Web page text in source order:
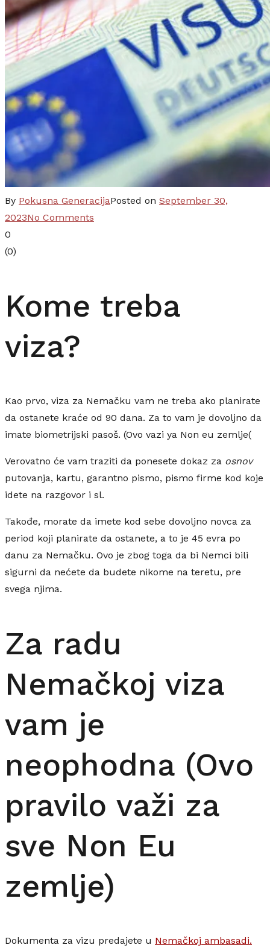
By Pokusna GeneracijaPosted on September 30,
2023No Comments
Nemačku?
0
(0)
Kome treba
viza?
Kao prvo, viza za Nemačku vam ne treba ako planirate
da ostanete kraće od 90 dana. Za to vam je dovoljno da
imate biometrijski pasoš. (Ovo vazi ya Non eu zemlje(
Verovatno će vam traziti da ponesete dokaz za osnov
putovanja, kartu, garantno pismo, pismo firme kod koje
idete na razgovor i sl.
Takođe, morate da imete kod sebe dovoljno novca za
period koji planirate da ostanete, a to je 45 evra po
danu za Nemačku. Ovo je zbog toga da bi Nemci bili
sigurni da nećete da budete nikome na teretu, pre
svega njima.
Za radu
Nemačkoj viza
vam je
neophodna (Ovo
pravilo važi za
sve Non Eu
zemlje)
Dokumenta za vizu predajete u Nemačkoj ambasadi.